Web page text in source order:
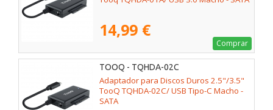
14,99 €
Comprar
TOOQ - TQHDA-02C
Adaptador para Discos Duros 2.5"/3.5"
TooQ TQHDA-02C/ USB Tipo-C Macho -
SATA